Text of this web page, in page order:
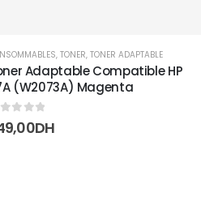
, TONER, TONER ADAPTABLE
Adaptable Compatible HP
(W2073A) Magenta
sur 5 DH